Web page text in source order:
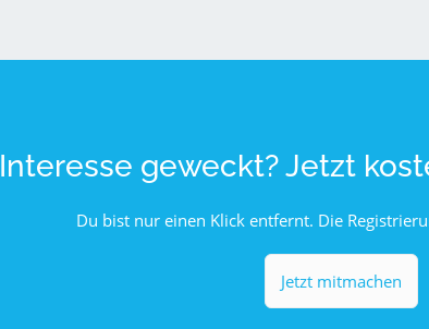
Interesse geweckt? Jetzt
Du bist nur einen Klick entfernt. Die
Jetzt mitmachen